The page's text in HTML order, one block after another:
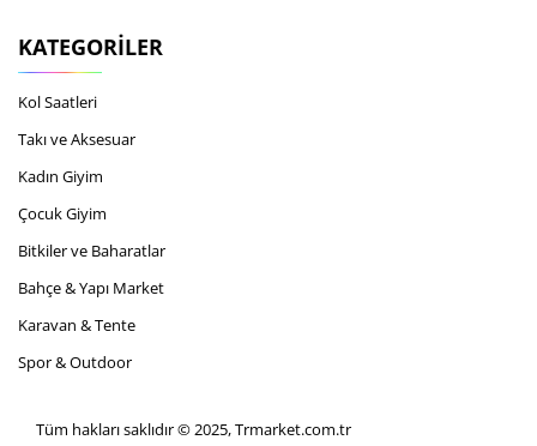
KATEGORILER
Kol Saatleri
Takı ve Aksesuar
Kadın Giyim
Çocuk Giyim
Bitkiler ve Baharatlar
Bahçe & Yapı Market
Karavan & Tente
Spor & Outdoor
Tüm hakları saklıdır © 2025, Trmarket.com.tr